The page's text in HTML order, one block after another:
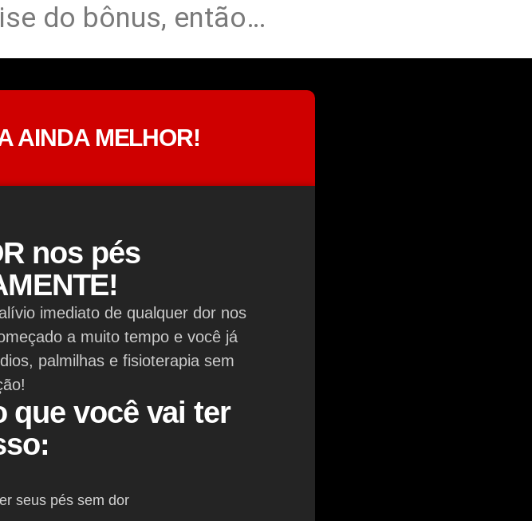
do bônus, então…
AINDA MELHOR!
nos pés
imediato de qualquer dor nos
a muito tempo e você já
palmilhas e fisioterapia sem
que você vai ter
seus pés sem dor